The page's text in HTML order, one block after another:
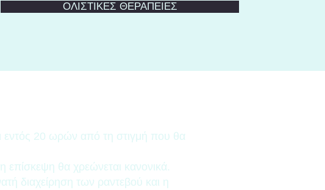
ΟΛΙΣΤΙΚΕΣ ΘΕΡΑΠΕΙΕΣ
εντός 20 ωρών από τη στιγμή που θα
επίσκεψη θα χρεώνεται κανονικά.
διαχείρηση των ραντεβού και η